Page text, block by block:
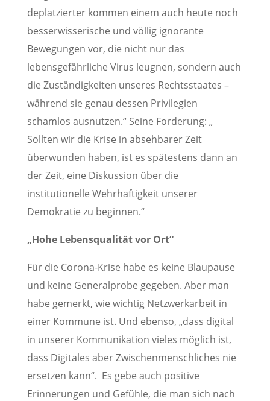
deplatzierter kommen einem auch heute noch
besserwisserische und völlig ignorante
Bewegungen vor, die nicht nur das
lebensgefährliche Virus leugnen, sondern auch
die Zuständigkeiten unseres Rechtsstaates –
während sie genau dessen Privilegien
schamlos ausnutzen.“ Seine Forderung: „
Sollten wir die Krise in absehbarer Zeit
überwunden haben, ist es spätestens dann an
der Zeit, eine Diskussion über die
institutionelle Wehrhaftigkeit unserer
Demokratie zu beginnen.“
„Hohe Lebensqualität vor Ort“
Für die Corona-Krise habe es keine Blaupause
und keine Generalprobe gegeben. Aber man
habe gemerkt, wie wichtig Netzwerkarbeit in
einer Kommune ist. Und ebenso, „dass digital
in unserer Kommunikation vieles möglich ist,
dass Digitales aber Zwischenmenschliches nie
ersetzen kann“. Es gebe auch positive
Erinnerungen und Gefühle, die man sich nach